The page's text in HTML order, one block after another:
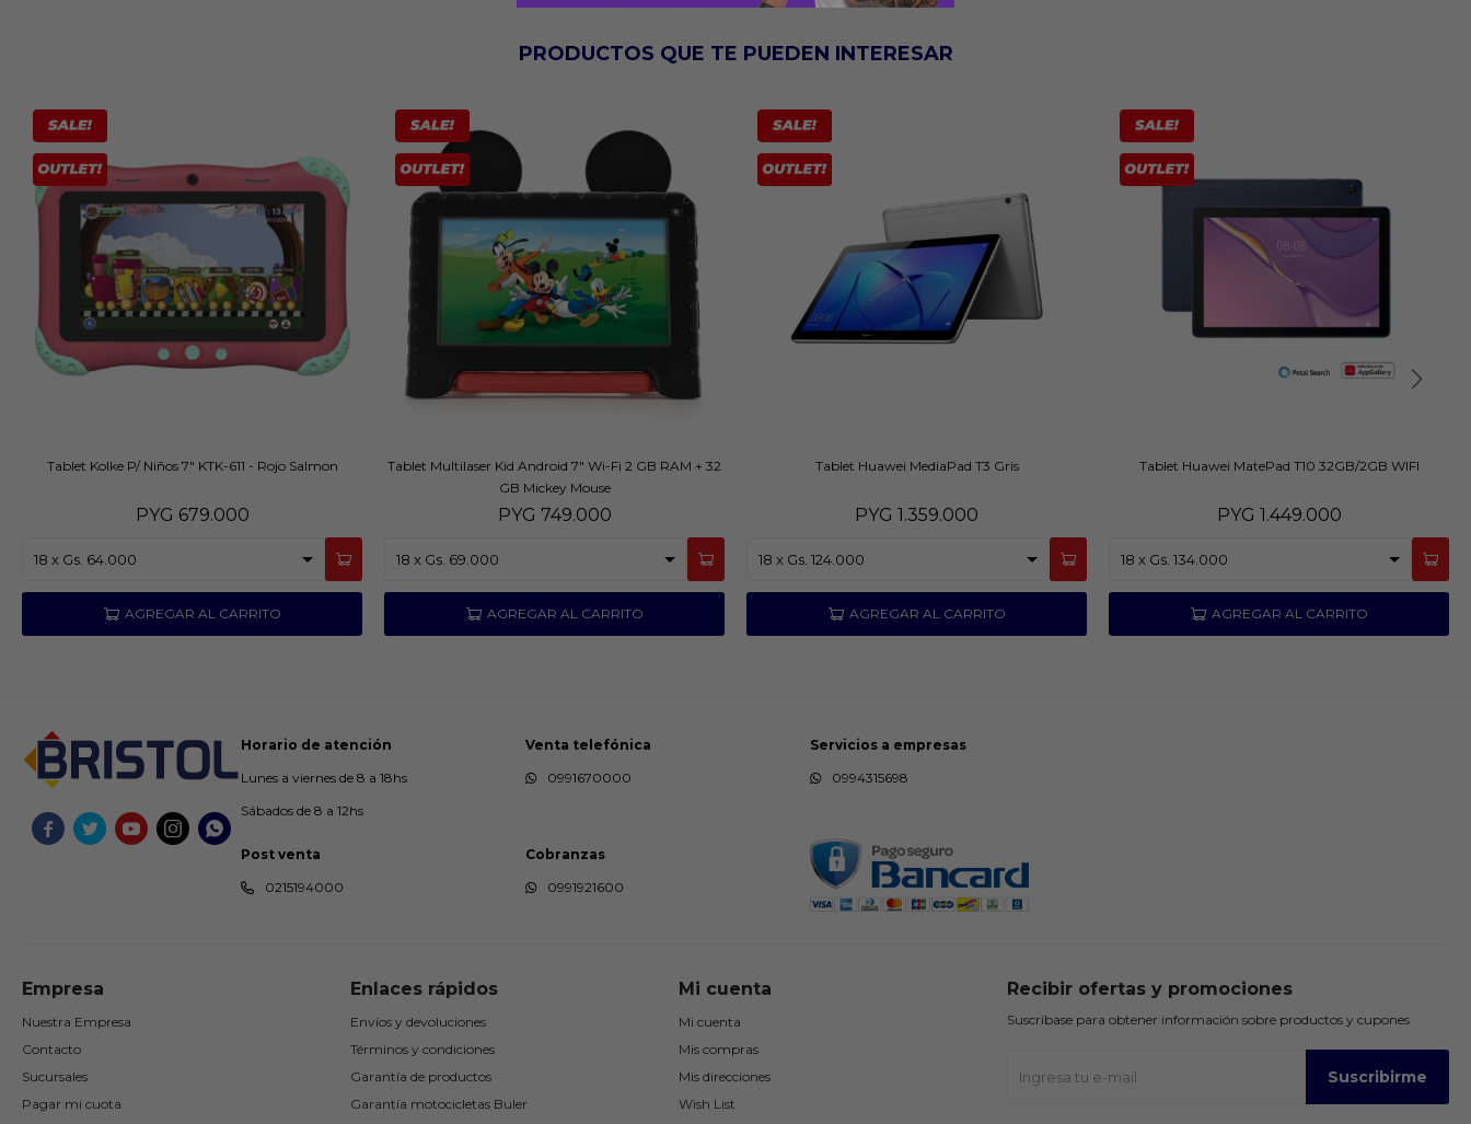
PRODUCTOS QUE TE PUEDEN INTERESAR
Tablet Kolke P/ Niños 7" KTK-611 - Rojo Salmon
PYG 679.000
Tablet Multilaser Kid Android 7" Wi-Fi 2 GB RAM + 32
GB Mickey Mouse
PYG 749.000
Tablet Huawei MediaPad T3 Gris
PYG 1.359.000
Tablet Huawei MatePad T10 32GB/2GB WIFI
PYG 1.449.000
    
Horario de atención
Lunes a viernes de 8 a 18hs
Sábados de 8 a 12hs
Venta telefónica
0991670000
Servicios a empresas
0994315698
Post venta
0215194000
Cobranzas
0991921600
Empresa
Nuestra Empresa
Contacto
Sucursales
Pagar mi cuota
Enlaces rápidos
Envíos y devoluciones
Términos y condiciones
Garantía de productos
Garantía motocicletas Buler
Mi cuenta
Mi cuenta
Mis compras
Mis direcciones
Wish List
Recibir ofertas y promociones
Suscríbase para obtener información sobre productos y cupones
Suscribirme